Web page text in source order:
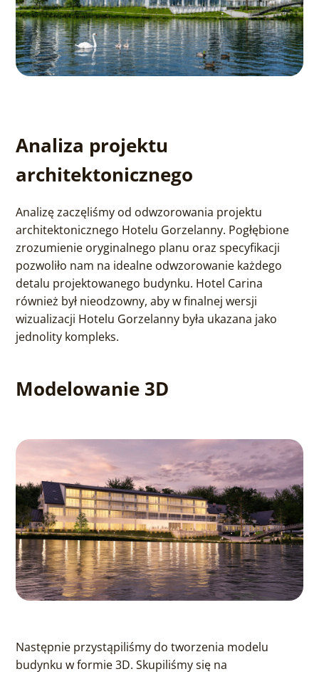
Analiza projektu
architektonicznego
Analizę zaczęliśmy od odwzorowania projektu
architektonicznego Hotelu Gorzelanny. Pogłębione
zrozumienie oryginalnego planu oraz specyfikacji
pozwoliło nam na idealne odwzorowanie każdego
detalu projektowanego budynku. Hotel Carina
również był nieodzowny, aby w finalnej wersji
wizualizacji Hotelu Gorzelanny była ukazana jako
jednolity kompleks.
Modelowanie 3D
Następnie przystąpiliśmy do tworzenia modelu
budynku w formie 3D. Skupiliśmy się na